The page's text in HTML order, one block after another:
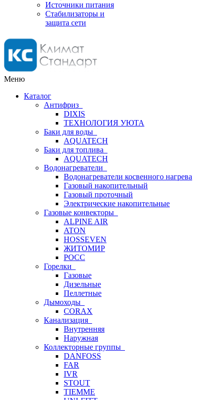
Источники питания
Стабилизаторы и
защита сети
Меню
Каталог
Антифриз
DIXIS
ТЕХНОЛОГИЯ УЮТА
Баки для воды
AQUATECH
Баки для топлива
AQUATECH
Водонагреватели
Водонагреватели косвенного нагрева
Газовый накопительный
Газовый проточный
Электрические накопительные
Газовые конвекторы
ALPINE AIR
ATON
HOSSEVEN
ЖИТОМИР
РОСС
Горелки
Газовые
Дизельные
Пеллетные
Дымоходы
CORAX
Канализация
Внутренняя
Наружная
Коллекторные группы
DANFOSS
FAR
IVR
STOUT
TIEMME